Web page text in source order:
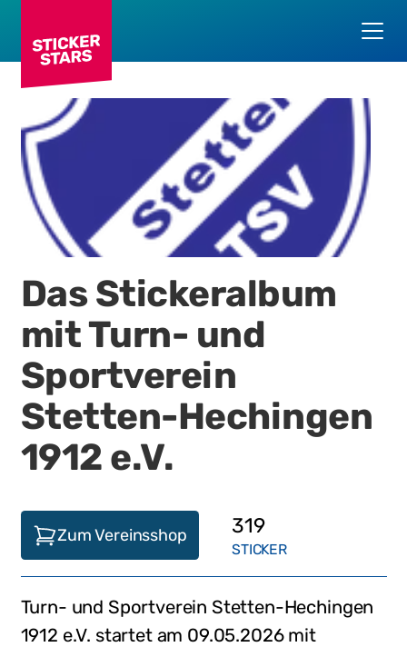
Das Stickeralbum
mitTurn- und
Sportverein
Stetten-Hechingen
1912 e.V.
Zum Vereinsshop 319
STICKER
Turn- und Sportverein Stetten-Hechingen
1912 e.V. startet am 09.05.2026mit